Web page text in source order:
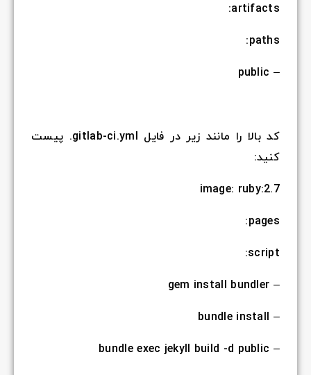
artifacts:
paths:
– public
کد بالا را مانند زیر در فایل gitlab-ci.yml. پیست
کنید:
image: ruby:2.7
pages:
script:
– gem install bundler
– bundle install
– bundle exec jekyll build -d public